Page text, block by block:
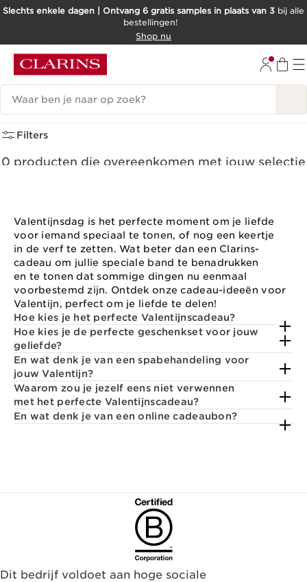
DOORGAAN NAAR INHOUD
Slechts enkele dagen | Ontvang 6 gratis samples in plaats van 3 bij alle
bestellingen!
Shop nu
Zoekgeschiedenis
Voor Valentijn (0)
Filters
0 producten die overeenkomen met jouw selectie
Valentijnsdag is het perfecte moment om je liefde
voor iemand speciaal te tonen, of nog een keertje
in de verf te zetten. Wat beter dan een Clarins-
cadeau om jullie speciale band te benadrukken
en te tonen dat sommige dingen nu eenmaal
voorbestemd zijn. Ontdek onze cadeau-ideeën voor
Valentijn, perfect om je liefde te delen!
Hoe kies je het perfecte Valentijnscadeau?
Hoe kies je de perfecte geschenkset voor jouw
geliefde?
En wat denk je van een spabehandeling voor
jouw Valentijn?
Waarom zou je jezelf eens niet verwennen
met het perfecte Valentijnscadeau?
En wat denk je van een online cadeaubon?
Dit bedrijf voldoet aan hoge sociale